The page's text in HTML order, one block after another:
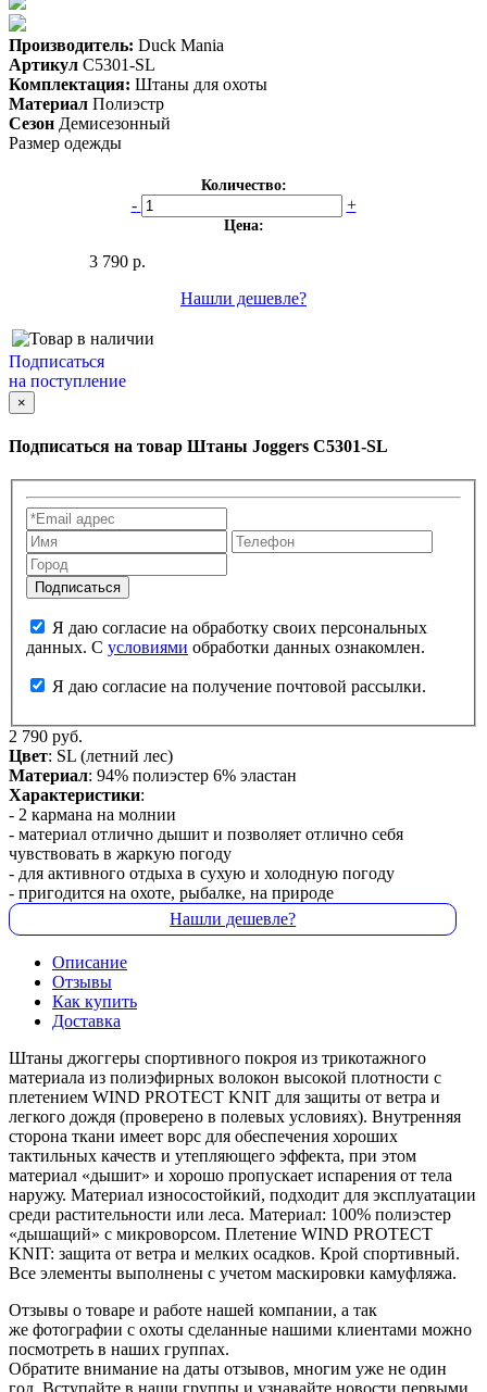
Производитель: Duck Mania
Артикул C5301-SL
Комплектация: Штаны для охоты
Материал Полиэстр
Сезон Демисезонный
Размер одежды
Количество:
- +
Цена:
3 790 р.
Нашли дешевле?
Подписаться
на поступление
×
Подписаться на товар Штаны Joggers C5301-SL
данных. С условиями обработки данных ознакомлен.
Я даю согласие на получение почтовой рассылки.
2 790 руб.
Цвет: SL (летний лес)
Материал: 94% полиэстер 6% эластан
Характеристики:
- 2 кармана на молнии
- материал отлично дышит и позволяет отлично себя
чувствовать в жаркую погоду
- для активного отдыха в сухую и холодную погоду
- пригодится на охоте, рыбалке, на природе
Нашли дешевле?
Описание
Отзывы
Как купить
Доставка
Штаны джоггеры спортивного покроя из трикотажного
материала из полиэфирных волокон высокой плотности с
плетением WIND PROTECT KNIT для защиты от ветра и
легкого дождя (проверено в полевых условиях). Внутренняя
сторона ткани имеет ворс для обеспечения хороших
тактильных качеств и утепляющего эффекта, при этом
материал «дышит» и хорошо пропускает испарения от тела
наружу. Материал износостойкий, подходит для эксплуатации
среди растительности или леса. Материал: 100% полиэстер
«дышащий» с микроворсом. Плетение WIND PROTECT
KNIT: защита от ветра и мелких осадков. Крой спортивный.
Все элементы выполнены с учетом маскировки камуфляжа.
Отзывы о товаре и работе нашей компании, а так
же фотографии с охоты сделанные нашими клиентами можно
посмотреть в наших группах.
Обратите внимание на даты отзывов, многим уже не один
год. Вступайте в наши группы и узнавайте новости первыми.